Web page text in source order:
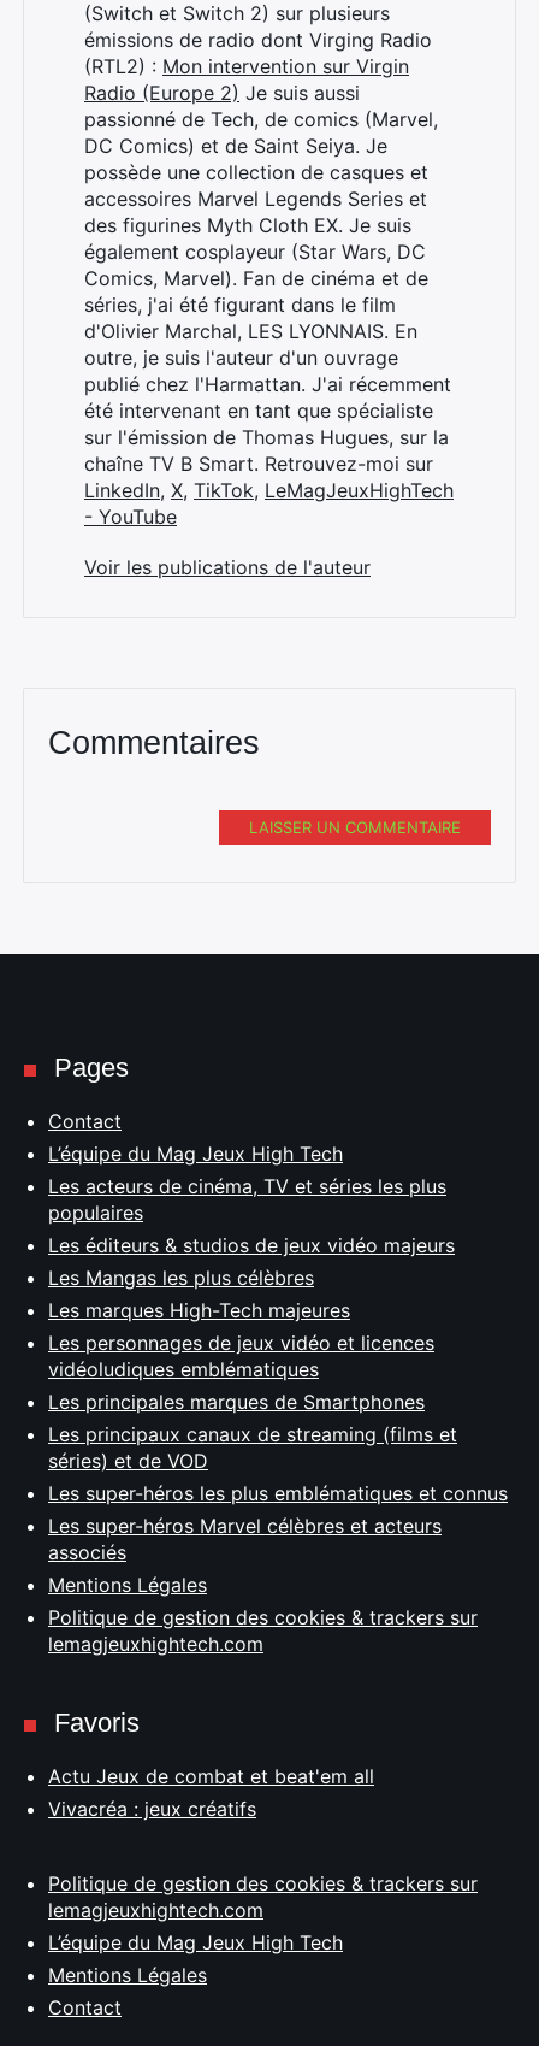
(Switch et Switch 2) sur plusieurs
émissions de radio dont Virging Radio
(RTL2) : Mon intervention sur Virgin
Radio (Europe 2) Je suis aussi
passionné de Tech, de comics (Marvel,
DC Comics) et de Saint Seiya. Je
possède une collection de casques et
accessoires Marvel Legends Series et
des figurines Myth Cloth EX. Je suis
également cosplayeur (Star Wars, DC
Comics, Marvel). Fan de cinéma et de
séries, j'ai été figurant dans le film
d'Olivier Marchal, LES LYONNAIS. En
outre, je suis l'auteur d'un ouvrage
publié chez l'Harmattan. J'ai récemment
été intervenant en tant que spécialiste
sur l'émission de Thomas Hugues, sur la
chaîne TV B Smart. Retrouvez-moi sur
LinkedIn, X, TikTok, LeMagJeuxHighTech
- YouTube
Voir les publications de l'auteur
Commentaires
LAISSER UN COMMENTAIRE
Pages
Contact
L’équipe du Mag Jeux High Tech
Les acteurs de cinéma, TV et séries les plus
populaires
Les éditeurs & studios de jeux vidéo majeurs
Les Mangas les plus célèbres
Les marques High-Tech majeures
Les personnages de jeux vidéo et licences
vidéoludiques emblématiques
Les principales marques de Smartphones
Les principaux canaux de streaming (films et
séries) et de VOD
Les super-héros les plus emblématiques et connus
Les super-héros Marvel célèbres et acteurs
associés
Mentions Légales
Politique de gestion des cookies & trackers sur
lemagjeuxhightech.com
Favoris
Actu Jeux de combat et beat'em all
Vivacréa : jeux créatifs
Politique de gestion des cookies & trackers sur
lemagjeuxhightech.com
L’équipe du Mag Jeux High Tech
Mentions Légales
Contact